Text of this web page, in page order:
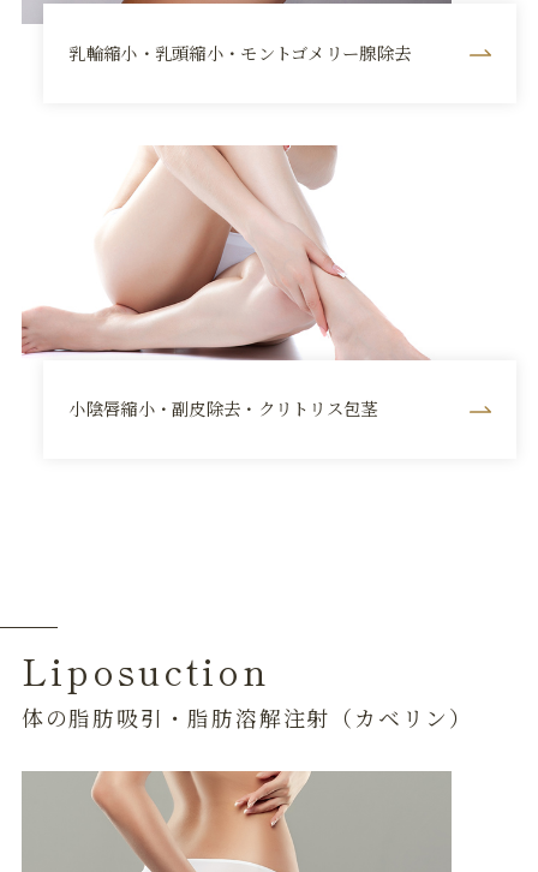
乳輪縮小・乳頭縮小・モントゴメリー腺除去
小陰唇縮小・副皮除去・クリトリス包茎
Liposuction
体の脂肪吸引・脂肪溶解注射（カベリン）